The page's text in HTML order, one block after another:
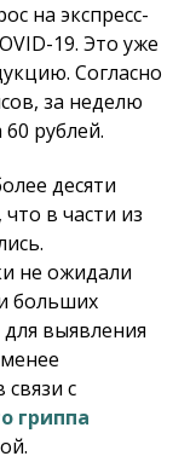
на экспресс-
19. Это уже
Согласно
за неделю
рублей.
десяти
в части из
не ожидали
больших
выявления
с
гриппа